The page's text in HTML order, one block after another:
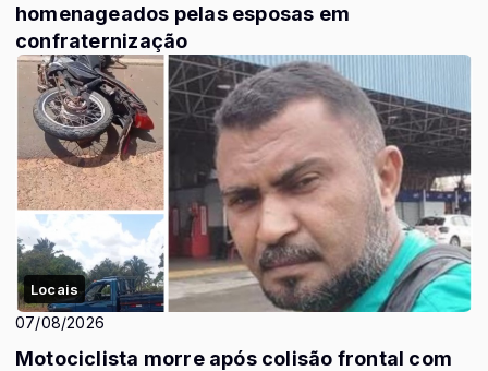
homenageados pelas esposas em
confraternização
Locais
07/08/2026
Motociclista morre após colisão frontal com